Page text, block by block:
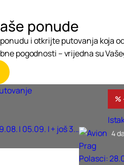
ponude
i otkrijte putovanja koja
pogodnosti – vrijedna su
| 05.09. | + još 3...
%
4
Prag
Polasci: